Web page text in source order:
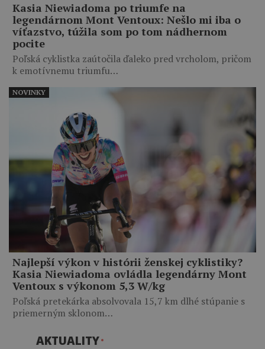
Kasia Niewiadoma po triumfe na
legendárnom Mont Ventoux: Nešlo mi iba o
víťazstvo, túžila som po tom nádhernom
pocite
Poľská cyklistka zaútočila ďaleko pred vrcholom, pričom
k emotívnemu triumfu…
Najlepší výkon v histórii ženskej cyklistiky?
Kasia Niewiadoma ovládla legendárny Mont
Ventoux s výkonom 5,3 W/kg
Poľská pretekárka absolvovala 15,7 km dlhé stúpanie s
priemerným sklonom…
NOVINKY
AKTUALITY